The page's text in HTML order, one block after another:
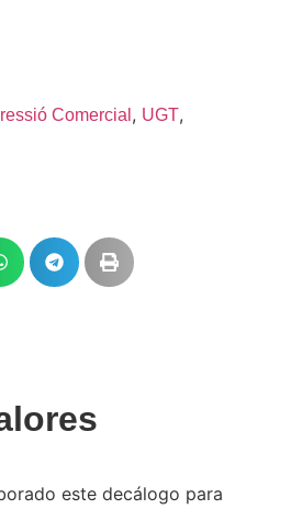
Comercial , UGT,
este decálogo para